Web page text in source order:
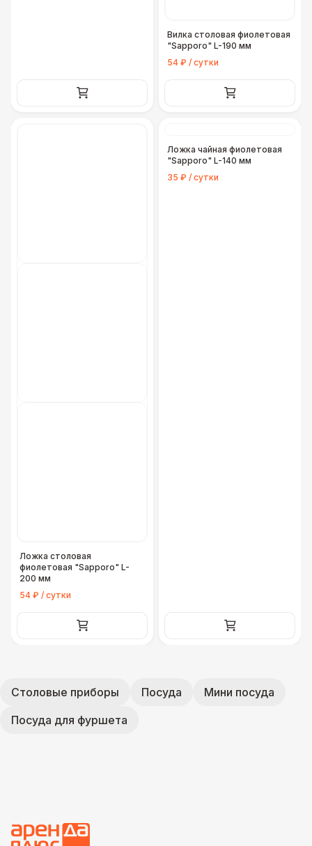
Вилка столовая фиолетовая
"Sapporo" L-190 мм
54 ₽ / сутки
Ложка столовая
фиолетовая "Sapporo" L-
200 мм
54 ₽ / сутки
Ложка чайная фиолетовая
"Sapporo" L-140 мм
35 ₽ / сутки
Столовые приборы Посуда
Мини посуда
Посуда для фуршета